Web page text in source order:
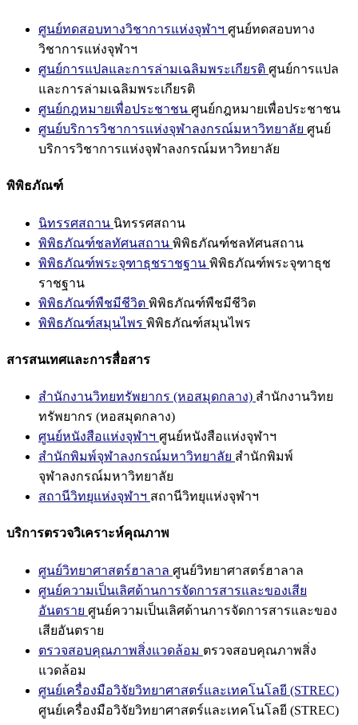
ศูนย์ทดสอบทางวิชาการแห่งจุฬาฯ ศูนย์ทดสอบทาง
วิชาการแห่งจุฬาฯ
ศูนย์การแปลและการล่ามเฉลิมพระเกียรติ ศูนย์การแปล
และการล่ามเฉลิมพระเกียรติ
ศูนย์กฎหมายเพื่อประชาชน ศูนย์กฎหมายเพื่อประชาชน
ศูนย์บริการวิชาการแห่งจุฬาลงกรณ์มหาวิทยาลัย ศูนย์
บริการวิชาการแห่งจุฬาลงกรณ์มหาวิทยาลัย
พิพิธภัณฑ์
นิทรรศสถาน นิทรรศสถาน
พิพิธภัณฑ์ชลทัศนสถาน พิพิธภัณฑ์ชลทัศนสถาน
พิพิธภัณฑ์พระจุฑาธุชราชฐาน พิพิธภัณฑ์พระจุฑาธุช
ราชฐาน
พิพิธภัณฑ์พืชมีชีวิต พิพิธภัณฑ์พืชมีชีวิต
พิพิธภัณฑ์สมุนไพร พิพิธภัณฑ์สมุนไพร
สารสนเทศและการสื่อสาร
สำนักงานวิทยทรัพยากร (หอสมุดกลาง) สำนักงานวิทย
ทรัพยากร (หอสมุดกลาง)
ศูนย์หนังสือแห่งจุฬาฯ ศูนย์หนังสือแห่งจุฬาฯ
สำนักพิมพ์จุฬาลงกรณ์มหาวิทยาลัย สำนักพิมพ์
จุฬาลงกรณ์มหาวิทยาลัย
สถานีวิทยุแห่งจุฬาฯ สถานีวิทยุแห่งจุฬาฯ
บริการตรวจวิเคราะห์คุณภาพ
ศูนย์วิทยาศาสตร์ฮาลาล ศูนย์วิทยาศาสตร์ฮาลาล
ศูนย์ความเป็นเลิศด้านการจัดการสารและของเสีย
อันตราย ศูนย์ความเป็นเลิศด้านการจัดการสารและของ
เสียอันตราย
ตรวจสอบคุณภาพสิ่งแวดล้อม ตรวจสอบคุณภาพสิ่ง
แวดล้อม
ศูนย์เครื่องมือวิจัยวิทยาศาสตร์และเทคโนโลยี (STREC)
ศูนย์เครื่องมือวิจัยวิทยาศาสตร์และเทคโนโลยี (STREC)